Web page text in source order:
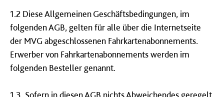
1.2 Diese Allgemeinen Geschäftsbedingungen, im
folgenden AGB, gelten für alle über die Internetseite
der MVG abgeschlossenen Fahrkartenabonnements.
Erwerber von Fahrkartenabonnements werden im
folgenden Besteller genannt.
1.3. Sofern in diesen AGB nichts Abweichendes geregelt